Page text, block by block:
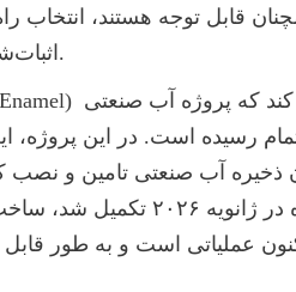
اثبات‌شده بین‌المللی برای موفقیت پروژه حیاتی است.